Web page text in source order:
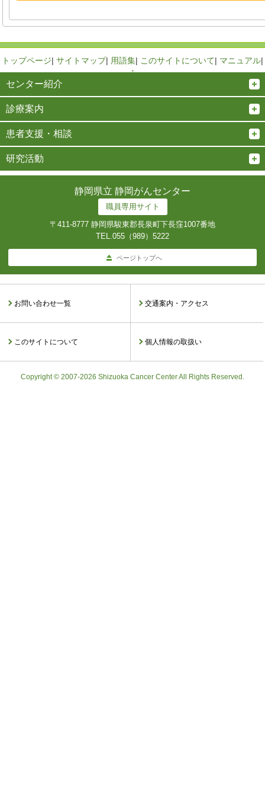
トップページ| サイトマップ| 用語集| このサイトについて| マニュアル|
↑
センター紹介
診療案内
患者支援・相談
研究活動
静岡県立 静岡がんセンター
職員専用サイト
〒411-8777 静岡県駿東郡長泉町下長窪1007番地
TEL.055（989）5222
ページトップへ
お問い合わせ一覧 交通案内・アクセス
このサイトについて 個人情報の取扱い
Copyright © 2007-2026 Shizuoka Cancer Center All Rights Reserved.